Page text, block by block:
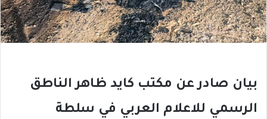
بيان صادر عن مكتب كايد ظاهر الناطق
الرسمي للاعلام العربي في سلطة